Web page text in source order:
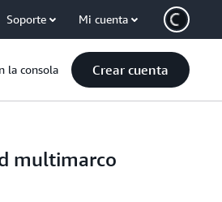
Soporte Mi cuenta
la consola Crear cuenta
multimarco